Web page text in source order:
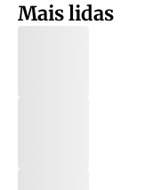
Mais lidas